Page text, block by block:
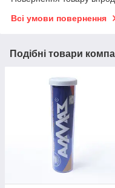
Всі умови повернення
Подібні товари